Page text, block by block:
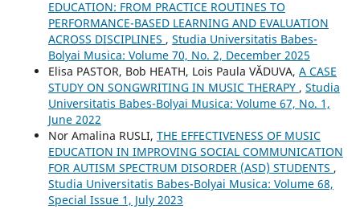
EDUCATION: FROM PRACTICE ROUTINES TO
PERFORMANCE-BASED LEARNING AND EVALUATION
ACROSS DISCIPLINES , Studia Universitatis Babes-
Bolyai Musica: Volume 70, No. 2, December 2025
Elisa PASTOR, Bob HEATH, Lois Paula VĂDUVA, A CASE
STUDY ON SONGWRITING IN MUSIC THERAPY , Studia
Universitatis Babes-Bolyai Musica: Volume 67, No. 1,
June 2022
Nor Amalina RUSLI, THE EFFECTIVENESS OF MUSIC
EDUCATION IN IMPROVING SOCIAL COMMUNICATION
FOR AUTISM SPECTRUM DISORDER (ASD) STUDENTS ,
Studia Universitatis Babes-Bolyai Musica: Volume 68,
Special Issue 1, July 2023